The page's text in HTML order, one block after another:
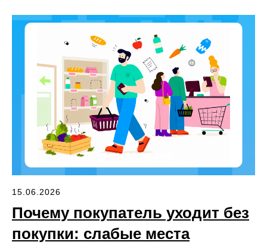
15.06.2026
Почему покупатель уходит без
покупки: слабые места